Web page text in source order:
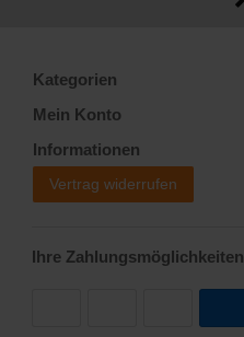
Kategorien
Mein Konto
Informationen
Vertrag widerrufen
Ihre Zahlungsmöglichkeiten